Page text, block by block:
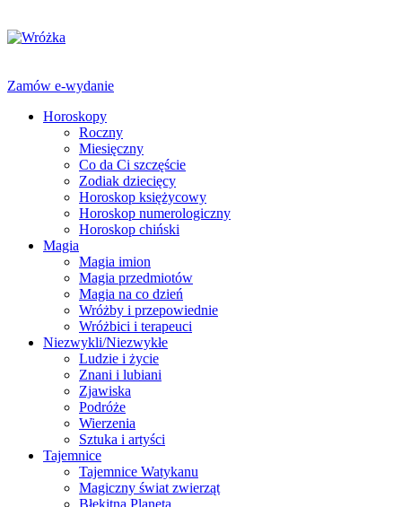
Zamów e-wydanie
Horoskopy
Roczny
Miesięczny
Co da Ci szczęście
Zodiak dziecięcy
Horoskop księżycowy
Horoskop numerologiczny
Horoskop chiński
Magia
Magia imion
Magia przedmiotów
Magia na co dzień
Wróżby i przepowiednie
Wróżbici i terapeuci
Niezwykli/Niezwykłe
Ludzie i życie
Znani i lubiani
Zjawiska
Podróże
Wierzenia
Sztuka i artyści
Tajemnice
Tajemnice Watykanu
Magiczny świat zwierząt
Błękitna Planeta